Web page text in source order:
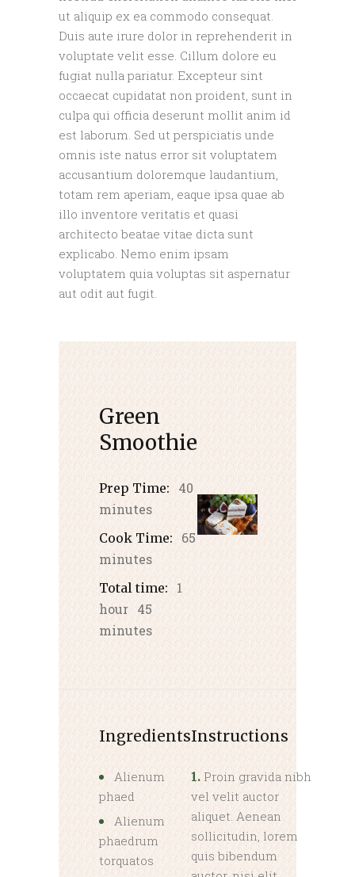
ut aliquip ex ea commodo consequat.
Duis aute irure dolor in reprehenderit in
voluptate velit esse. Cillum dolore eu
fugiat nulla pariatur. Excepteur sint
occaecat cupidatat non proident, sunt in
culpa qui officia deserunt mollit anim id
est laborum. Sed ut perspiciatis unde
omnis iste natus error sit voluptatem
accusantium doloremque laudantium,
totam rem aperiam, eaque ipsa quae ab
illo inventore veritatis et quasi
architecto beatae vitae dicta sunt
explicabo. Nemo enim ipsam
voluptatem quia voluptas sit aspernatur
aut odit aut fugit.
Green
Smoothie
Prep Time: 40
minutes
Cook Time: 65
minutes
Total time: 1
hour 45
minutes
Ingredients
Alienum
phaed
Alienum
phaedrum
torquatos
Instructions
1. Proin gravida nibh
vel velit auctor
aliquet. Aenean
sollicitudin, lorem
quis bibendum